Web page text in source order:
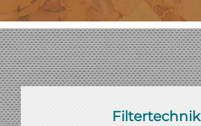
Filtertechnik